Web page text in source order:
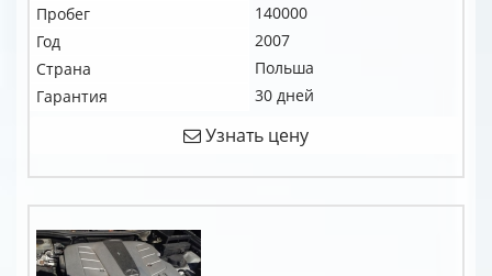
Пробег
140000
Год
2007
Страна
Польша
Гарантия
30 дней
Узнать цену